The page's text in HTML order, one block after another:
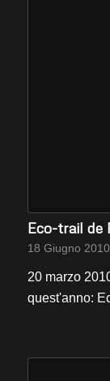
Eco-trail de
18 Giugno 2010
20 marzo
quest'anno: